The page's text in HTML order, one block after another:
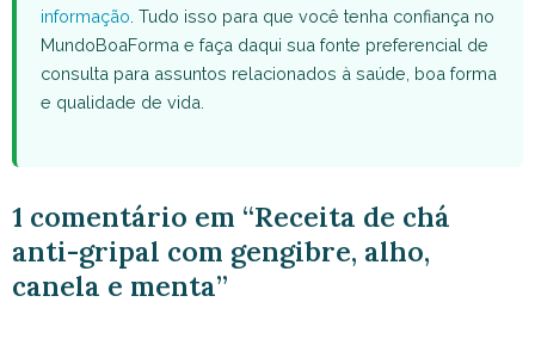
informação. Tudo isso para que você tenha confiança no
MundoBoaForma e faça daqui sua fonte preferencial de
consulta para assuntos relacionados à saúde, boa forma
e qualidade de vida.
1 comentário em “Receita de chá
anti-gripal com gengibre, alho,
canela e menta”